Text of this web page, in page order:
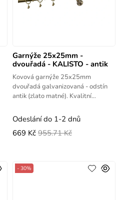
Garnýže 25x25mm -
dvouřadá - KALISTO - antik
Kovová garnýže 25x25mm
dvouřadá galvanizovaná - odstín
antik (zlato matné). Kvalitní
Odeslání do 1-2 dnů
669 Kč 955.71 Kč
- 30%